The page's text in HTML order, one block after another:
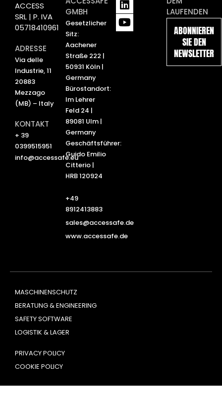
ACCESS
SRL | P. IVA
05718410961
ADRESSE
Via delle
Industrie, 11
20883
Mezzago
(MB) – Italy
KONTAKT
+ 39
0399515951
info@accessafe.eu
GMBH
Gesetzlicher
Sitz:
Aachener
Straße 222 |
50931 Köln |
Germany
Bürostandort:
Im Lehrer
Feld 24 |
89081 Ulm |
Germany
Geschäftsführer:
Guido Emilio
Citterio |
HRB 120924
+49
8912413883
sales@accessafe.de
www.accessafe.de
i
n
k
o
u
t
LAUFENDEN
ABONNIEREN
SIE DEN
NEWSLETTER
MASCHINENSCHUTZ
BERATUNG & ENGINEERING
SAFETY SOFTWARE
LOGISTIK & LAGER
PRIVACY POLICY
COOKIE POLICY